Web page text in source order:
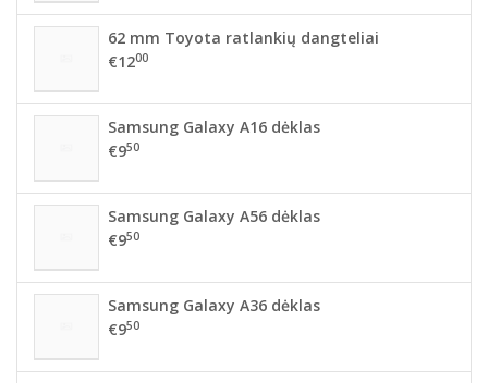
62 mm Toyota ratlankių dangteliai
€1200
Samsung Galaxy A16 dėklas
€950
Samsung Galaxy A56 dėklas
€950
Samsung Galaxy A36 dėklas
€950